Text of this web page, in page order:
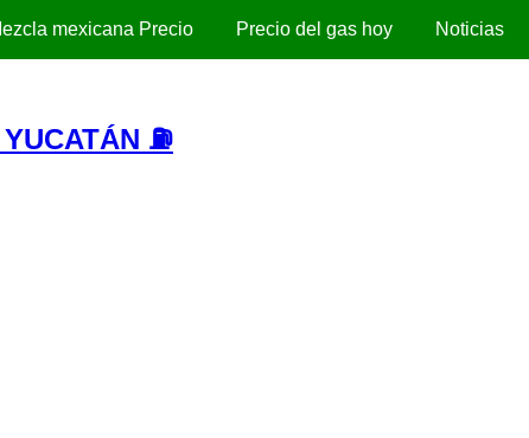
mexicana Precio Precio del gas hoy Noticias
⛽